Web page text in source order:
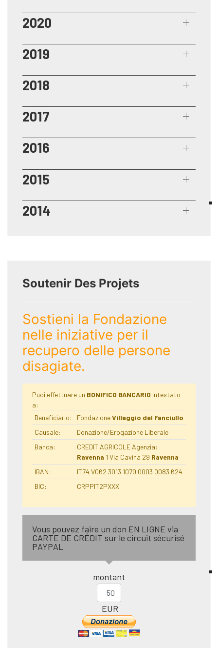
2020
2019
2018
2017
2016
2015
2014
Soutenir Des Projets
Sostieni la Fondazione
nelle iniziative per il
recupero delle persone
disagiate.
Puoi effettuare un BONIFICO BANCARIO intestato
a:
Beneficiario:
FondazioneVillaggio del Fanciullo
Causale:
Donazione/Erogazione Liberale
Banca:
CREDIT AGRICOLE Agenzia:
Ravenna 1 Via Cavina 29 Ravenna
IBAN:
IT74 V062 3013 1070 0003 0083 624
BIC:
CRPPIT2PXXX
Vous pouvez faire un don EN LIGNE via
CARTE DE CRÉDIT sur le circuit sécurisé
PAYPAL
montant
EUR